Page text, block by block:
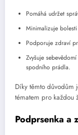
Pomáhá udržet
Minimalizuje
Podporuje zdraví
Zvyšuje
spodního prádla.
Díky těmto důvodům
tématem pro každou
Podprsenka a